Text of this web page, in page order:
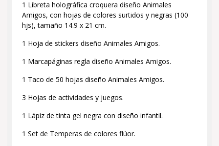
1 Libreta holográfica croquera diseño Animales
Amigos, con hojas de colores surtidos y negras (100
hjs), tamaño 14.9 x 21 cm.
1 Hoja de stickers diseño Animales Amigos.
1 Marcapáginas regla diseño Animales Amigos.
1 Taco de 50 hojas diseño Animales Amigos.
3 Hojas de actividades y juegos.
1 Lápiz de tinta gel negra con diseño infantil.
1 Set de Temperas de colores flúor.